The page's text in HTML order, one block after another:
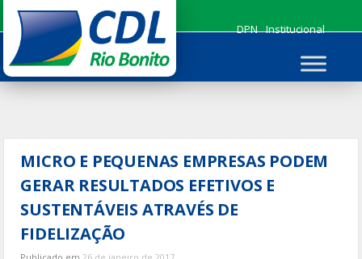
para
conteúdo
DPN Institucional
MICRO E PEQUENAS EMPRESAS PODEM
GERAR RESULTADOS EFETIVOS E
SUSTENTÁVEIS ATRAVÉS DE
FIDELIZAÇÃO